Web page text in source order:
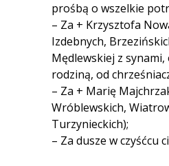
prośbą o wszelkie
– Za + Krzysztofa
Izdebnych,
Mędlewskiej z
rodziną, od
– Za + Marię
Wróblewskich,
Turzynieckich);
– Za dusze w czyśćcu